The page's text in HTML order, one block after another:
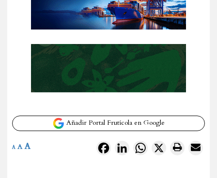
Añadir Portal Frutícola en Google
FacebookLinkedInWhatsApp
X
A A A